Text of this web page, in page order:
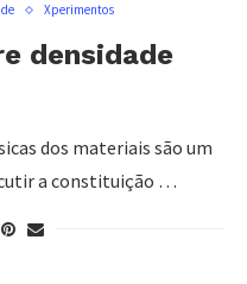
Xperimentos
densidade
dos materiais são um
a constituição …